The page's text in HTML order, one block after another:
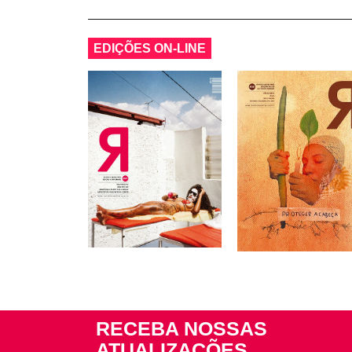
EDIÇÕES ON-LINE
RECEBA NOSSAS